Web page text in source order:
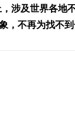
涉及世界各地
，不再为找不